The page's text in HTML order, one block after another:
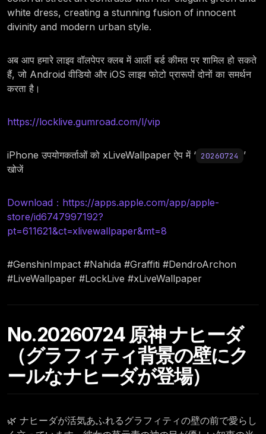
white dress, creating a stunning fusion of innocent
divinity and modern urban style.
अब आप हमारे लाइव वॉलपेपर क्लब में आर्ली बर्ड कीमत पर शामिल हो सकते
हैं, जो Android वीडियो और iOS लाइव फोटो प्रारूपों दोनों का समर्थन
करता है।
https://locklive.gumroad.com/l/vip
iPhone उपयोगकर्ताओं को xLiveWallpaper ऐप में ‘ 20260724
’
खोजें
Download：https://apps.apple.com/app/apple-
store/id6747997192?
pt=611621&ct=xlivewallpaper&mt=8
#GenshinImpact #Nahida #Graffiti #DendroArchon
#LiveWallpaper #LockLive #xLiveWallpaper
No.20260724 原神 ナヒーダ
（グラフィティ背景の壁にク
ールなナヒーダが登場）
🌿 ナヒーダが活気あふれるグラフィティの壁の前で愛らし